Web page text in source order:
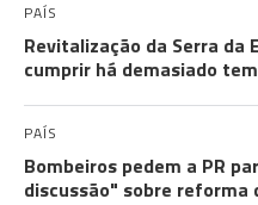
PAÍS
Revitalização da Serra da
cumprir há demasiado
PAÍS
Bombeiros pedem a PR
discussão" sobre reforma